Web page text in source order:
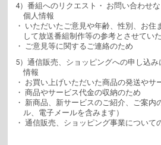
4）番組へのリクエスト・ お問い合わせ
個人情報
・ いただいたご意見や年齢、性別、お
して放送番組制作等の参考とさせてい
・ ご意見等に関するご連絡のため
5）通信販売、ショッピングへの申し込
情報
・ お買い上げいただいた商品の発送やサ
・ 商品やサービス代金の収納のため
・ 新商品、新サービスのご紹介、ご案内
ル、電子メールを含みます）
・ 通信販売、ショッピング事業について